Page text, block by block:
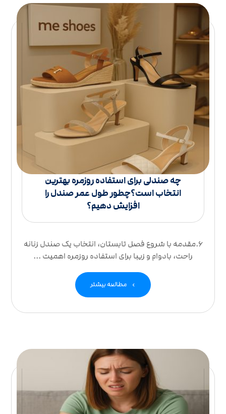
چه صندلی برای استفاده روزمره بهترین
انتخاب است؟چطور طول عمر صندل را
افزایش دهیم؟
6.مقدمه با شروع فصل تابستان، انتخاب یک صندل زنانه
راحت، بادوام و زیبا برای استفاده روزمره اهمیت ...
مطالعه بیشتر